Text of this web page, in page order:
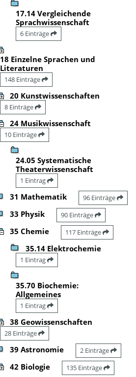
17.14 Vergleichende
Sprachwissenschaft
6 Einträge
18 Einzelne Sprachen und
Literaturen
148 Einträge
20 Kunstwissenschaften
8 Einträge
24 Musikwissenschaft
10 Einträge
24.05 Systematische
Theaterwissenschaft
1 Eintrag
31 Mathematik 96 Einträge
33 Physik 90 Einträge
35 Chemie 117 Einträge
35.14 Elektrochemie
1 Eintrag
35.70 Biochemie:
Allgemeines
1 Eintrag
38 Geowissenschaften
28 Einträge
39 Astronomie 2 Einträge
42 Biologie 135 Einträge